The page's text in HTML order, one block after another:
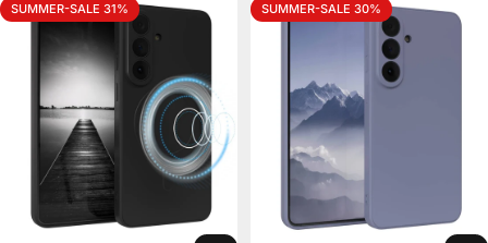
SUMMER-SALE 31% SUMMER-SALE 30%